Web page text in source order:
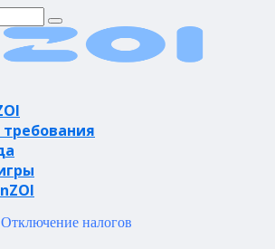
Отключение налогов